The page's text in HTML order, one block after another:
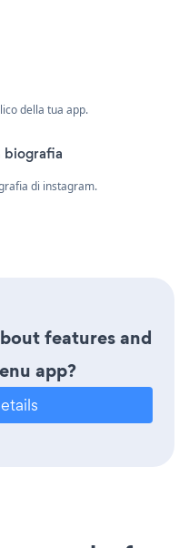
della tua app.
biografia
di instagram.
features and
app?